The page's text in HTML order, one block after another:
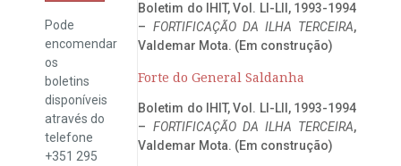
Pode
encomendar
os
boletins
disponíveis
através do
telefone
+351 295
Boletim do IHIT, Vol. LI-LII, 1993-1994
– FORTIFICAÇÃO DA ILHA TERCEIRA,
Valdemar Mota. (Em construção)
Forte do General Saldanha
Boletim do IHIT, Vol. LI-LII, 1993-1994
– FORTIFICAÇÃO DA ILHA TERCEIRA,
Valdemar Mota. (Em construção)